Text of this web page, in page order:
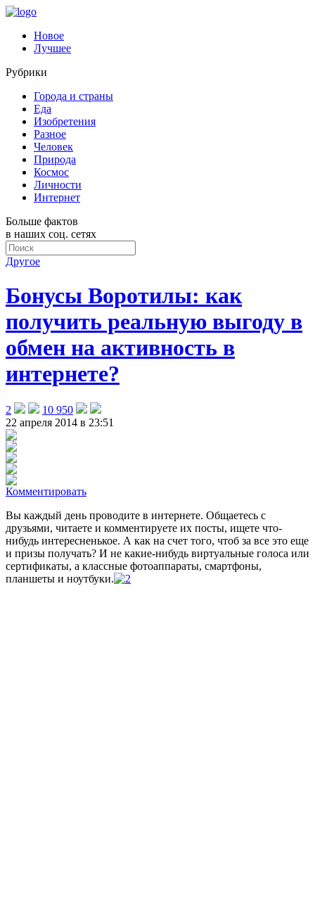
Новое
Лучшее
Рубрики
Города и страны
Еда
Изобретения
Разное
Человек
Природа
Космос
Личности
Интернет
Больше фактов
в наших соц. сетях
Другое
Бонусы Воротилы: как
получить реальную выгоду в
обмен на активность в
интернете?
2
10 950
22 апреля 2014 в 23:51
Комментировать
Вы каждый день проводите в интернете. Общаетесь с
друзьями, читаете и комментируете их посты, ищете что-
нибудь интересненькое. А как на счет того, чтоб за все это еще
и призы получать? И не какие-нибудь виртуальные голоса или
сертификаты, а классные фотоаппараты, смартфоны,
планшеты и ноутбуки.